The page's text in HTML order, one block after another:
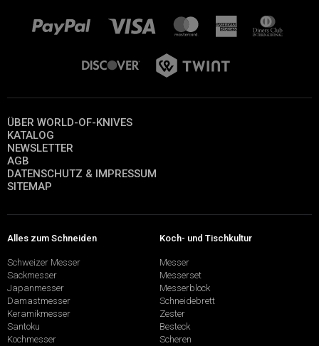
ÜBER WORLD-OF-KNIVES
KATALOG
NEWSLETTER
AGB
DATENSCHUTZ & IMPRESSUM
SITEMAP
Alles zum Schneiden
Schweizer Messer
Sackmesser
Japanmesser
Damastmesser
Keramikmesser
Santoku
Kochmesser
Koch- und Tischkultur
Messer
Messerset
Messerblock
Schneidebrett
Zester
Besteck
Scheren